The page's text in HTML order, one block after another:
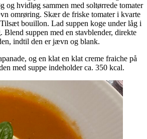
og hvidløg sammen med soltørrede tomater
omrøring. Skær de friske tomater i kvarte
bouillon. Lad suppen koge under låg i
Blend suppen med en stavblender, direkte
indtil den er jævn og blank.
og en klat en klat creme fraiche på
med suppe indeholder ca. 350 kcal.